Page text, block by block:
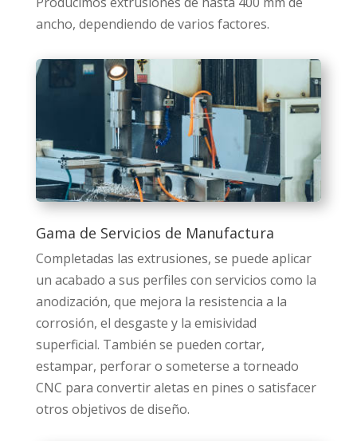
ancho, dependiendo de varios factores.
Gama de Servicios de Manufactura
Completadas las extrusiones, se puede aplicar
un acabado a sus perfiles con servicios como la
anodización, que mejora la resistencia a la
corrosión, el desgaste y la emisividad
superficial. También se pueden cortar,
estampar, perforar o someterse a torneado
CNC para convertir aletas en pines o satisfacer
otros objetivos de diseño.